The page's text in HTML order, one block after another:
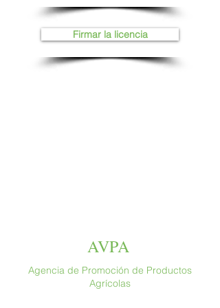
Firmar la licencia
AVPA
Agencia de Promoción de Productos
Agrícolas